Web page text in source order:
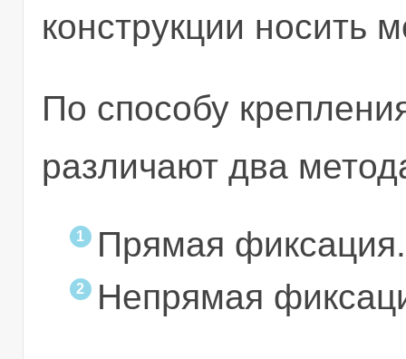
конструкции носить
По способу
различают два
Прямая фиксация.
Непрямая